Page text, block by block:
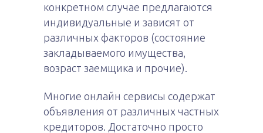
конкретном случае предлагаются
индивидуальные и зависят от
различных факторов (состояние
закладываемого имущества,
возраст заемщика и прочие).
Многие онлайн сервисы содержат
объявления от различных частных
кредиторов. Достаточно просто